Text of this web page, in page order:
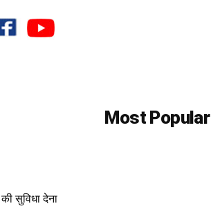
सुविधा देना
Most Popular